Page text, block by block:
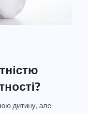
дитину, але